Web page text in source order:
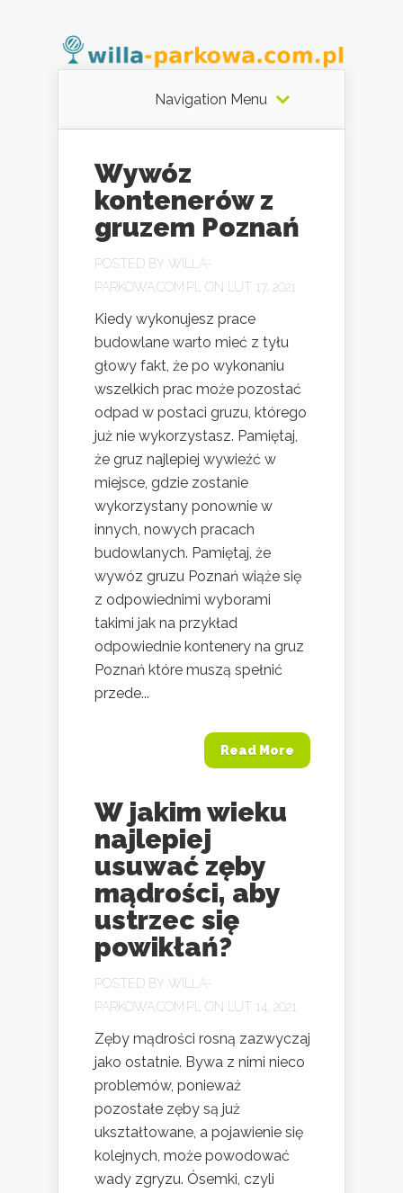
Navigation Menu
Wywóz
kontenerów z
gruzem Poznań
POSTED BY WILLA-
PARKOWA.COM.PL
ON LUT 17, 2021
Kiedy wykonujesz prace
budowlane warto mieć z tyłu
głowy fakt, że po wykonaniu
wszelkich prac może pozostać
odpad w postaci gruzu, którego
już nie wykorzystasz. Pamiętaj,
że gruz najlepiej wywieźć w
miejsce, gdzie zostanie
wykorzystany ponownie w
innych, nowych pracach
budowlanych. Pamiętaj, że
wywóz gruzu Poznań wiąże się
z odpowiednimi wyborami
takimi jak na przykład
odpowiednie kontenery na gruz
Poznań które muszą spełnić
przede...
Read More
W jakim wieku
najlepiej
usuwać zęby
mądrości, aby
ustrzec się
powikłań?
POSTED BY WILLA-
PARKOWA.COM.PL
ON LUT 14, 2021
Zęby mądrości rosną zazwyczaj
jako ostatnie. Bywa z nimi nieco
problemów, ponieważ
pozostałe zęby są już
ukształtowane, a pojawienie się
kolejnych, może powodować
wady zgryzu. Ósemki, czyli